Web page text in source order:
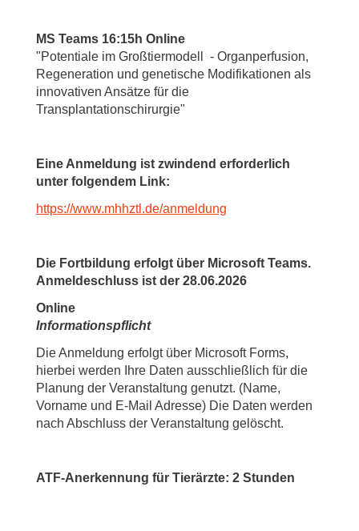
MS Teams 16:15h Online
"Potentiale im Großtiermodell - Organperfusion,
Regeneration und genetische Modifikationen als
innovativen Ansätze für die
Transplantationschirurgie"
Eine Anmeldung ist zwindend erforderlich
unter folgendem Link:
https://www.mhhztl.de/anmeldung
Die Fortbildung erfolgt über Microsoft Teams.
Anmeldeschluss ist der 28.06.2026
Online
Informationspflicht
Die Anmeldung erfolgt über Microsoft Forms,
hierbei werden Ihre Daten ausschließlich für die
Planung der Veranstaltung genutzt. (Name,
Vorname und E-Mail Adresse) Die Daten werden
nach Abschluss der Veranstaltung gelöscht.
ATF-Anerkennung für Tierärzte: 2 Stunden